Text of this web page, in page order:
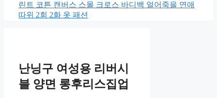
린트 코튼 캔버스 스몰 크로스 바디백 얼어죽을 연애
따위 2회 2화 옷 패션
난닝구 여성용 리버시
블 양면 롱후리스집업